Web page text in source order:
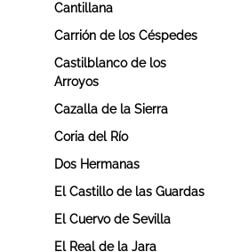
Cantillana
Carrión de los Céspedes
Castilblanco de los
Arroyos
Cazalla de la Sierra
Coria del Río
Dos Hermanas
El Castillo de las Guardas
El Cuervo de Sevilla
El Real de la Jara